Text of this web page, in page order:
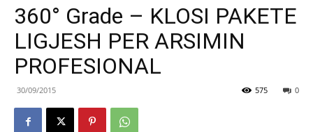
360° Grade – KLOSI PAKETE
LIGJESH PER ARSIMIN
PROFESIONAL
30/09/2015 0
575